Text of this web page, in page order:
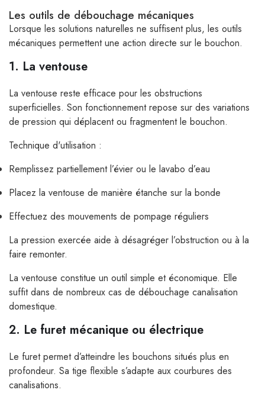
Les outils de débouchage mécaniques
Lorsque les solutions naturelles ne suffisent plus, les outils
mécaniques permettent une action directe sur le bouchon.
1. La ventouse
La ventouse reste efficace pour les obstructions
superficielles. Son fonctionnement repose sur des variations
de pression qui déplacent ou fragmentent le bouchon.
Technique d'utilisation :
Remplissez partiellement l’évier ou le lavabo d’eau
Placez la ventouse de manière étanche sur la bonde
Effectuez des mouvements de pompage réguliers
La pression exercée aide à désagréger l’obstruction ou à la
faire remonter.
La ventouse constitue un outil simple et économique. Elle
suffit dans de nombreux cas de débouchage canalisation
domestique.
2. Le furet mécanique ou électrique
Le furet permet d’atteindre les bouchons situés plus en
profondeur. Sa tige flexible s’adapte aux courbures des
canalisations.